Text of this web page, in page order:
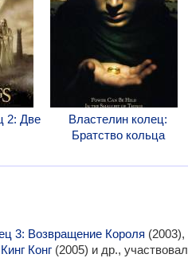
2: Две
Властелин колец:
Братство кольца
3: Возвращение Короля (2003),
Кинг Конг(2005) и др.,